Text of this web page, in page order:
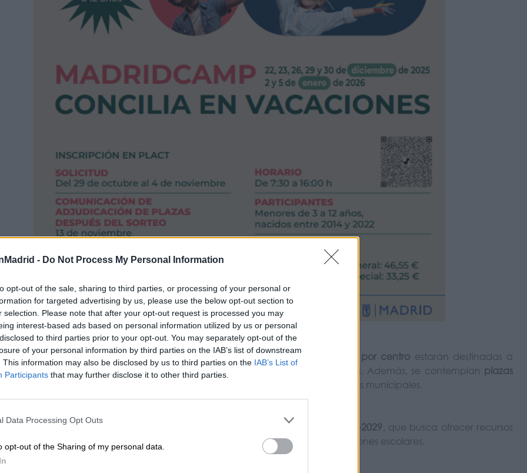
- Do Not Process My Personal Information
opt-out of the sale, sharing to third parties, or processing of your personal or
for targeted advertising by us, please use the below opt-out section to
selection. Please note that after your opt-out request is processed you may
interest-based ads based on personal information utilized by us or personal
to third parties prior to your opt-out. You may separately opt-out of the
of your personal information by third parties on the IAB’s list of downstream
This information may also be disclosed by us to third parties on the IAB’s List of
Participants that may further disclose it to other third parties.
Data Processing Opt Outs
opt-out of the Sharing of my personal data.
disponibles,525 se reservan a los servicios sociales de los distritos 6 por centro estarán destinadas a
con necesidades educativas especiales escolarizados en colegios ordinarios. Además, se contemplan plazas
para menores en situación de vulnerabilidad derivados por los servicios sociales municipales.
forma parte del Plan de Fomento de la Natalidad y Conciliación 2024-2029 , que busca ofrecer recursos
que las familias puedan compaginar trabajo y cuidado durante las vacaciones escolares.